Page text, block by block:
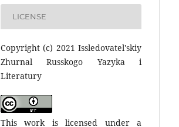
LICENSE
Copyright (c) 2021 Issledovatel'skiy
Zhurnal Russkogo Yazyka i
Literatury
This work is licensed under a